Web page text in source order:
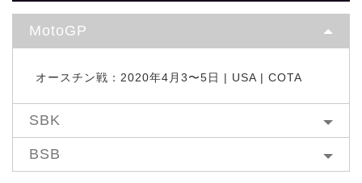
MotoGP
オースチン戦：2020年4月3〜5日 | USA | COTA
SBK
BSB